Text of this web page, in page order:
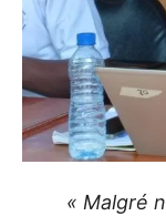
« Malgré